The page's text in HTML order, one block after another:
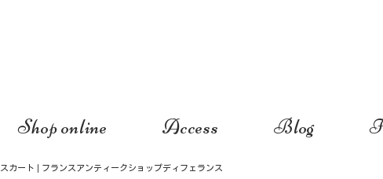
Shop online Access Blog
スカート | フランスアンティークショップディフェランス